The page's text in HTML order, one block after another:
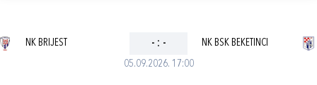
05.09.2026. 17:00
NK BRIJEST - : - NK BSK BEKETINCI